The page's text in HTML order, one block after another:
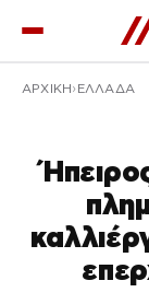
ΑΡΧΙΚΉ ΕΛΛΑΔΑ